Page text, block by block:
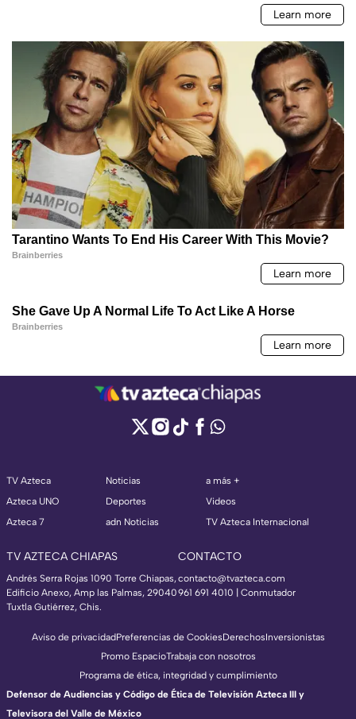
TV Azteca
Azteca UNO
Azteca 7
Noticias
Deportes
adn Noticias
a más +
Videos
TV Azteca Internacional
TV AZTECA CHIAPAS
Andrés Serra Rojas 1090 Torre Chiapas,
Edificio Anexo, Amp las Palmas, 29040
Tuxtla Gutiérrez, Chis.
CONTACTO
contacto@tvazteca.com
961 691 4010 | Conmutador
Aviso de privacidadPreferencias de CookiesDerechosInversionistas
Promo EspacioTrabaja con nosotros
Programa de ética, integridad y cumplimiento
Defensor de Audiencias y Código de Ética de Televisión Azteca III y
Televisora del Valle de México